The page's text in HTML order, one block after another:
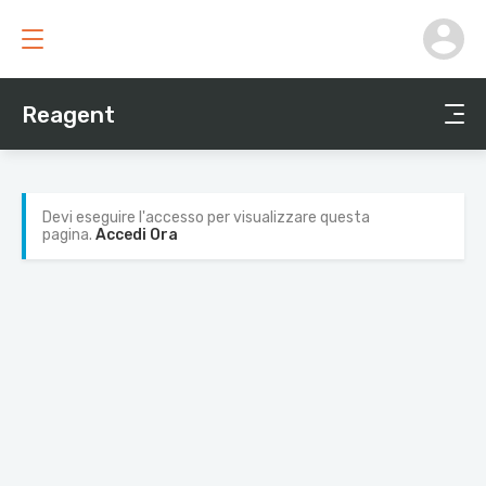
Reagent
Devi eseguire l'accesso per visualizzare questa
pagina. Accedi Ora